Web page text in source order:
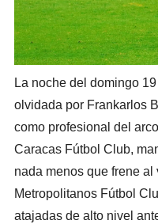
La noche del domingo
olvidada por Frankarlos
como profesional del
Caracas Fútbol Club,
nada menos que frene
Metropolitanos Fútbol
atajadas de alto nivel